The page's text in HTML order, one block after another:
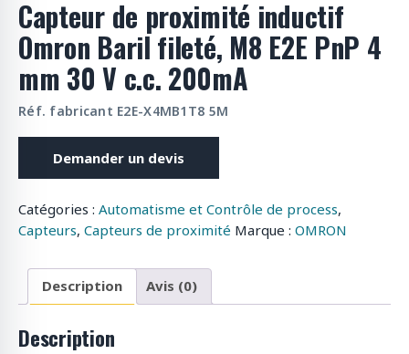
o
d
u
i
s
Capteur de proximité inductif
Omron Baril fileté, M8 E2E PnP 4
mm 30 V c.c. 200mA
Réf. fabricant E2E-X4MB1T8 5M
Demander un devis
Catégories : Automatisme et Contrôle de process,
Capteurs, Capteurs de proximité Marque : OMRON
Description Avis (0)
Description